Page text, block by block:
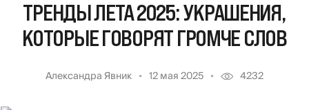
ТРЕНДЫ ЛЕТА 2025: УКРАШЕНИЯ,
КОТОРЫЕ ГОВОРЯТ ГРОМЧЕ СЛОВ
Александра Явник 12 мая 2025 4232